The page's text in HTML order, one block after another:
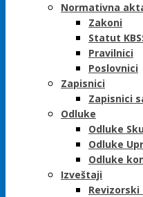
Normativna
Zakoni
Statut
Pravilnici
Poslovnici
Zapisnici
Zapisnici
Odluke
Odluke
Odluke
Odluke
Izveštaji